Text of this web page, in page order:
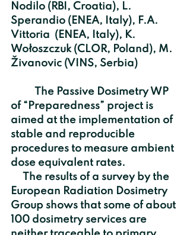
Nodilo (RBI, Croatia), L.
Sperandio (ENEA, Italy), F.A.
Vittoria  (ENEA, Italy), K.
Wołoszczuk (CLOR, Poland), M.
Živanovic (VINS, Serbia)
of “Preparedness” project is
aimed at the implementation of
stable and reproducible
procedures to measure ambient
dose equivalent rates.
European Radiation Dosimetry
Group shows that some of about
100 dosimetry services are